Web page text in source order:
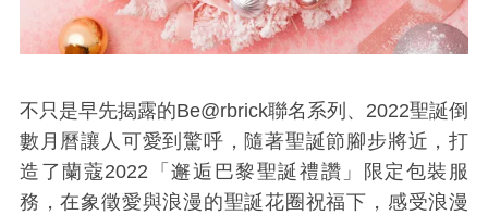
不只是早先揭露的Be@rbrick聯名系列、2022聖誕倒
數月曆讓人可愛到驚呼，隨著聖誕節腳步將近，打
造了蘭蔻2022「邂逅巴黎聖誕禮讚」限定包裝服
務，在象徵愛與浪漫的聖誕花圈祝福下，感受浪漫